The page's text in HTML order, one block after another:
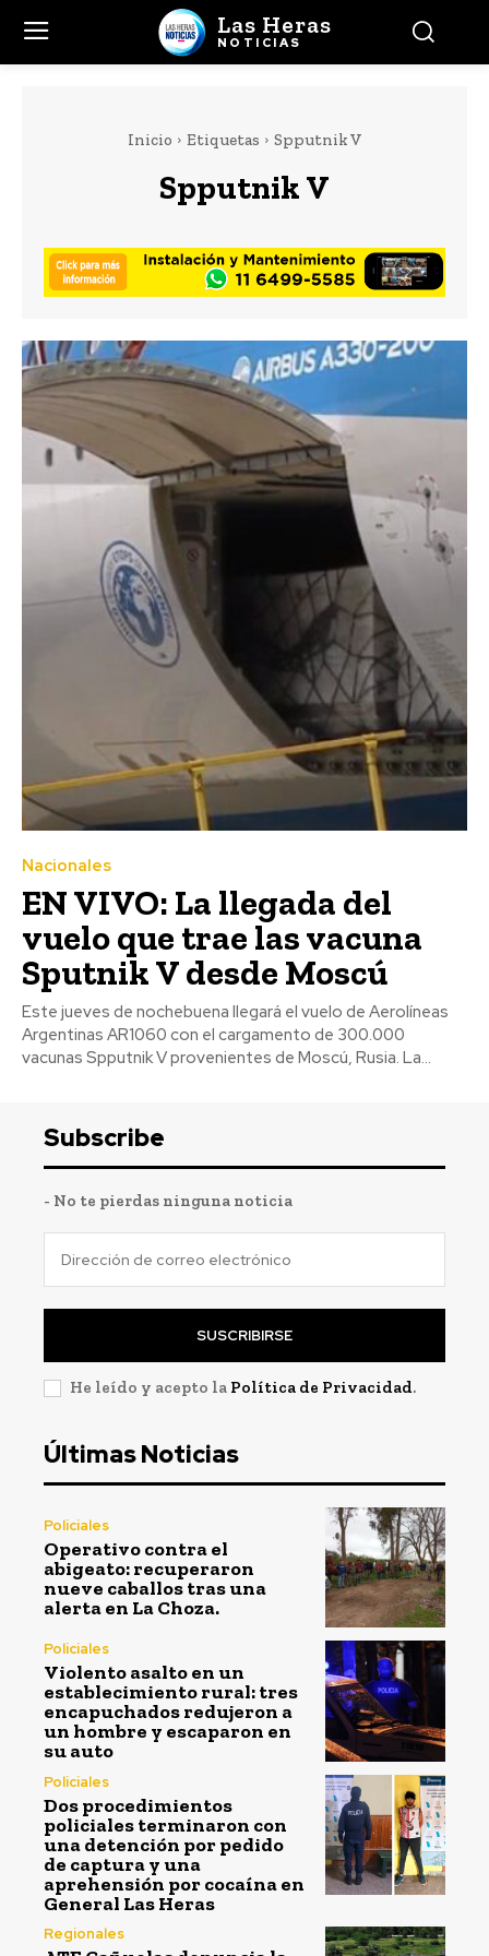
Las Heras
NOTICIAS
Inicio Etiquetas Spputnik V
Spputnik V
Nacionales
EN VIVO: La llegada del
vuelo que trae las vacuna
Sputnik V desde Moscú
Este jueves de nochebuena llegará el vuelo de Aerolíneas
Argentinas AR1060 con el cargamento de 300.000
vacunas Spputnik V provenientes de Moscú, Rusia. La...
Subscribe
- No te pierdas ninguna noticia
SUSCRIBIRSE
He leído y acepto la Política de Privacidad.
Últimas Noticias
Policiales
Operativo contra el
abigeato: recuperaron
nueve caballos tras una
alerta en La Choza.
Policiales
Violento asalto en un
establecimiento rural: tres
encapuchados redujeron a
un hombre y escaparon en
su auto
Policiales
Dos procedimientos
policiales terminaron con
una detención por pedido
de captura y una
aprehensión por cocaína en
General Las Heras
Regionales